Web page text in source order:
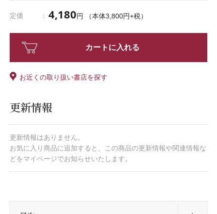
定価 4,180円 （本体3,800円+税）
カートに入れる
お近くの取り扱い書店を探す
更新情報
更新情報はありません。
お気に入り商品に追加すると、この商品の更新情報や関連情報な
どをマイページでお知らせいたします。